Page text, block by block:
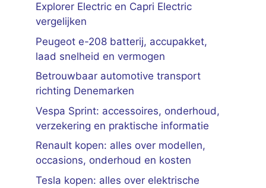
Explorer Electric en Capri Electric
vergelijken
Peugeot e-208 batterij, accupakket,
laad snelheid en vermogen
Betrouwbaar automotive transport
richting Denemarken
Vespa Sprint: accessoires, onderhoud,
verzekering en praktische informatie
Renault kopen: alles over modellen,
occasions, onderhoud en kosten
Tesla kopen: alles over elektrische